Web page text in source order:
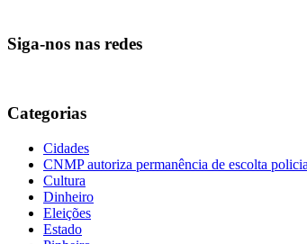
Siga-nos nas redes
Categorias
Cidades
CNMP autoriza permanência de escolta
Cultura
Dinheiro
Eleições
Estado